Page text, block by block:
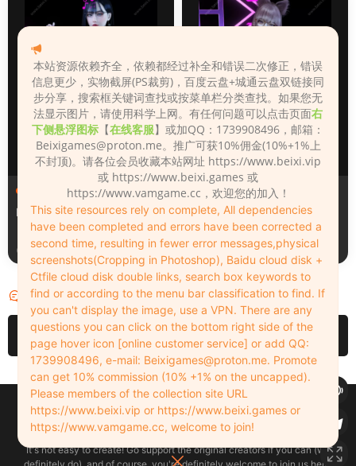
人物（Looks）
Monica_2_2_2
2天前
人物（Looks）
Lizhen2025
3天前
评论 0
请先登录
Copyleft © 2022-2026 beixi.vip - All Rights Freedom！
创作不易！有能力的同学可以去支持一下原创作者（我们绝对支持），当然
了，您加入这里我们也绝对欢迎！
It's not easy to create! Go support the original creators if you can (we
本站资源依赖齐全，依赖都经过补全和错误二次修正，错误
信息更少，实物截屏(PS裁剪)，百度云盘+城通云盘双链接同
步分享，搜索框关键词查找或按菜单栏分类查找。如果您无
法显示图片，请使用科学上网。有任何问题可以点击页面右
下侧悬浮图标 【在线客服】或加QQ：1739908496，邮箱：
Beixigames@proton.me。推广可获10%佣金(10%+1%上
不封顶)。请各位会员收藏本站网址 https://www.beixi.vip
或 https://www.beixi.games 或
https://www.vamgame.cc，欢迎您的加入！
This site resources rely on complete, All dependencies
have been completed and errors have been corrected a
second time, resulting in fewer error messages,physical
screenshots(Cropping in Photoshop), Baidu cloud disk +
Ctfile cloud disk double links, search box keywords to
find or according to the menu bar classification to find. If
you can't display the image, use a VPN. There are any
questions you can click on the bottom right side of the
page hover icon [online customer service] or add QQ:
1739908496, e-mail: Beixigames@proton.me. Promote
can get 10% commission (10% +1% on the uncapped).
Please members of the collection site URL
https://www.beixi.vip or https://www.beixi.games or
https://www.vamgame.cc, welcome to join!